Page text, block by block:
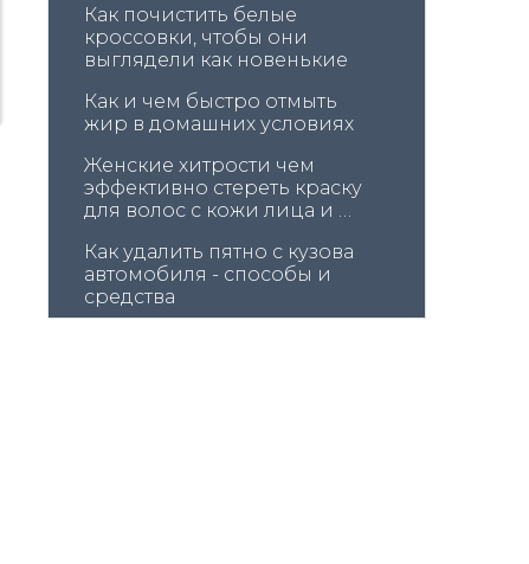
Как почистить белые
кроссовки, чтобы они
выглядели как новенькие
Как и чем быстро отмыть
жир в домашних условиях
Женские хитрости чем
эффективно стереть краску
для волос с кожи лица и
Как удалить пятно с кузова
автомобиля - способы и
средства